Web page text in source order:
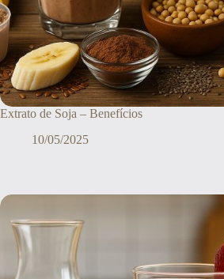
Extrato de Soja – Benefícios
10/05/2025